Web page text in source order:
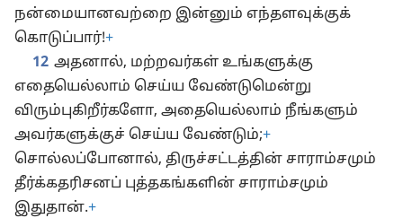
நன்மையானவற்றை இன்னும் எந்தளவுக்குக்
கொடுப்பார்!+
12 அதனால், மற்றவர்கள் உங்களுக்கு
எதையெல்லாம் செய்ய வேண்டுமென்று
விரும்புகிறீர்களோ, அதையெல்லாம் நீங்களும்
அவர்களுக்குச் செய்ய வேண்டும்;+
சொல்லப்போனால், திருச்சட்டத்தின் சாராம்சமும்
தீர்க்கதரிசனப் புத்தகங்களின் சாராம்சமும்
இதுதான்.+